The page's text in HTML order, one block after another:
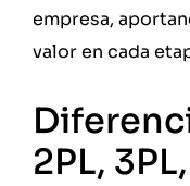
empresa,
valor en cada
2PL,